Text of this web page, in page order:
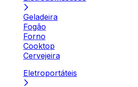
Geladeira
Fogão
Forno
Cooktop
Cervejeira
Eletroportáteis